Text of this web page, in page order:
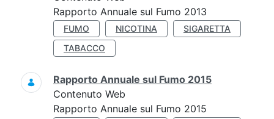
Rapporto Annuale sul Fumo 2013
FUMO NICOTINA
SIGARETTA
TABACCO
Rapporto Annuale sul Fumo 2015
Contenuto Web
Rapporto Annuale sul Fumo 2015